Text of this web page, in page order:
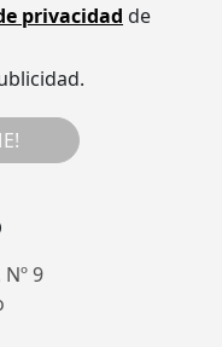
privacidad de
9